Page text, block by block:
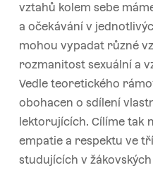
vztahů kolem sebe
a očekávání v
mohou vypadat různé
rozmanitost sexuální a
Vedle teoretického
obohacen o sdílení
lektorujících. Cílíme tak
empatie a respektu ve
studujících v